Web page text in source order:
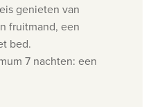
genieten van
fruitmand, een
bed.
7 nachten: een